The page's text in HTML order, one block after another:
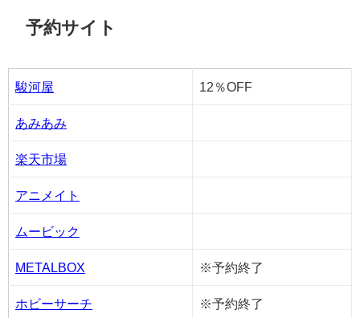
予約サイト
駿河屋 12％OFF
あみあみ
楽天市場
アニメイト
ムービック
METALBOX ※予約終了
ホビーサーチ ※予約終了